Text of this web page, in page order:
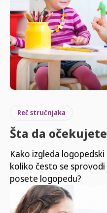
Reč stručnjaka
Šta da
Kako izgleda
koliko često se
posete logopedu?